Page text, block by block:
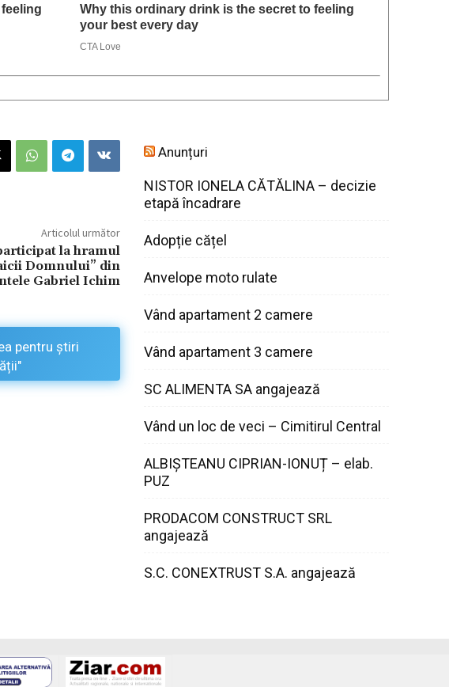
Articolul următor
la hramul
Domnului” din
Gabriel Ichim
pentru știri
Anunțuri
NISTOR IONELA CĂTĂLINA – decizie
etapă încadrare
Adopție cățel
Anvelope moto rulate
Vând apartament 2 camere
Vând apartament 3 camere
SC ALIMENTA SA angajează
Vând un loc de veci – Cimitirul Central
ALBIȘTEANU CIPRIAN-IONUȚ – elab.
PUZ
PRODACOM CONSTRUCT SRL
angajează
S.C. CONEXTRUST S.A. angajează